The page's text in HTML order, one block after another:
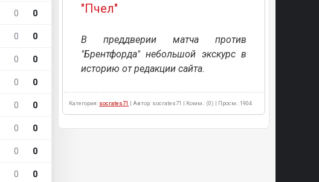
0 0
0 0
0 0
0 0
0 0
0 0
0 0
0 0
"Пчел"
В преддверии матча против
"Брентфорда" небольшой экскурс в
историю от редакции сайта.
Категория: socrates71 | Автор: socrates71 | Комм.: (0) | Просм.: 1904